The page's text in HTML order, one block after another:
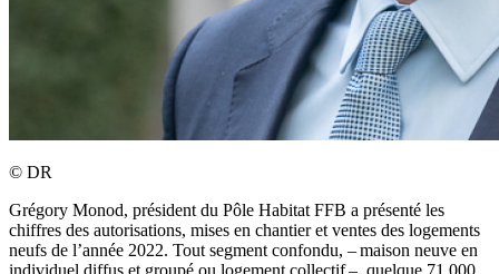
© DR
Grégory Monod, président du Pôle Habitat FFB a présenté les
chiffres des autorisations, mises en chantier et ventes des logements
neufs de l’année 2022. Tout segment confondu, – maison neuve en